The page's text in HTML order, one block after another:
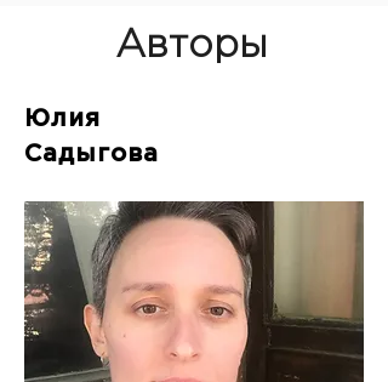
ПРЕДМЕТ
ЧАЙНИК
ДЕЙСТВИЕ С ПРЕДМЕТОМ
ЧИСТЯТ СОДОЙ
Авторы
Юлия
Садыгова